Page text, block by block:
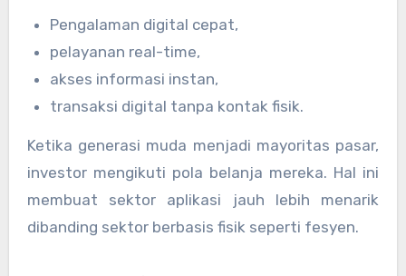
Pengalaman digital cepat,
pelayanan real-time,
akses informasi instan,
transaksi digital tanpa kontak fisik.
Ketika generasi muda menjadi mayoritas pasar,
investor mengikuti pola belanja mereka. Hal ini
membuat sektor aplikasi jauh lebih menarik
dibanding sektor berbasis fisik seperti fesyen.